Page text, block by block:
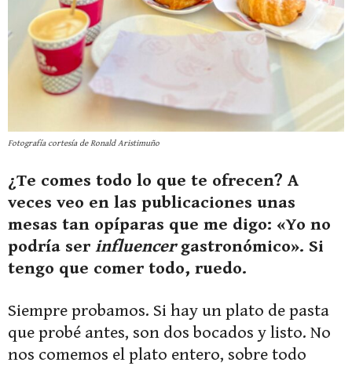
Fotografía cortesía de Ronald Aristimuño
¿Te comes todo lo que te ofrecen? A
veces veo en las publicaciones unas
mesas tan opíparas que me digo: «Yo no
podría ser influencergastronómico». Si
tengo que comer todo, ruedo.
Siempre probamos. Si hay un plato de pasta
que probé antes, son dos bocados y listo. No
nos comemos el plato entero, sobre todo